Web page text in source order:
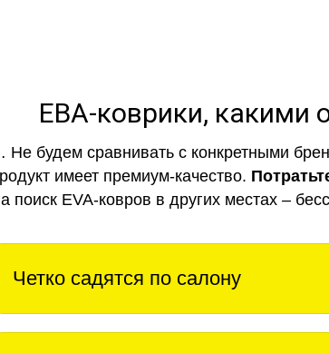
ЕВА-коврики,
будем сравнивать с конкретными
имеет премиум-качество.
поиск EVA-ковров в других местах –
Четко садятся по салону